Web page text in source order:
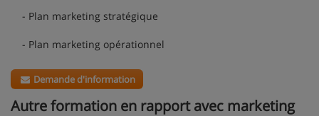
- Plan marketing stratégique
- Plan marketing opérationnel
Demande d'information
Autre formation en rapport avec marketing